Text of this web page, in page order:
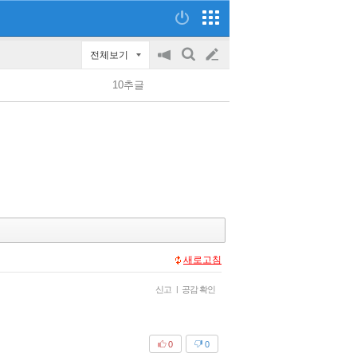
전체보기
공
on/off
검
글
쓰
10추글
새로고침
신고 | 공감 확인
0
0